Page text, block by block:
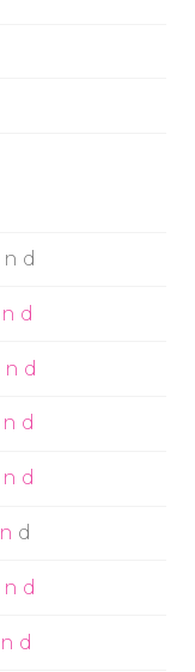
n d
n d
n d
n d
n d
n d
n d
n d